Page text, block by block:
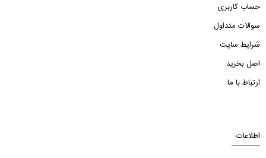
حساب کاربری
سوالات متداول
شرایط سایت
اصل بخرید
ارتباط با ما
اطلاعات